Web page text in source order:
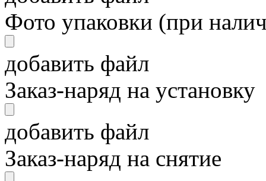
Фото упаковки (при
добавить файл
Заказ-наряд на установку
добавить файл
Заказ-наряд на снятие